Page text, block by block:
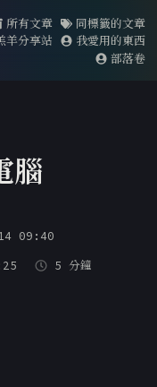
所有文章
同標籤的文章
羊分享站
我愛用的東西
部落卷
腦
09:40
5 分鐘